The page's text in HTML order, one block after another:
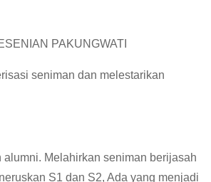
PAKUNGWATI
seniman dan melestarikan
alumni. Melahirkan seniman berijasah
S1 dan S2, Ada yang menjadi